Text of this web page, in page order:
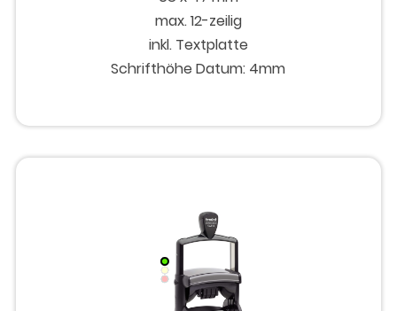
max. 12-zeilig
inkl. Textplatte
Schrifthöhe Datum: 4mm